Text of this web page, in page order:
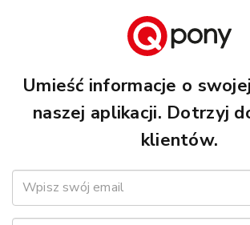
Umieść informacje o
naszej aplikacji. Dotrzyj
klientów.